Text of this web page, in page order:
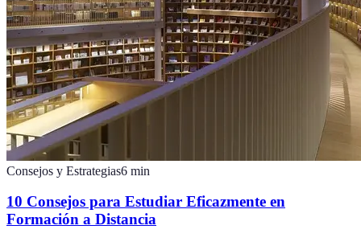
Consejos y Estrategias6 min
10 Consejos para Estudiar Eficazmente en
Formación a Distancia